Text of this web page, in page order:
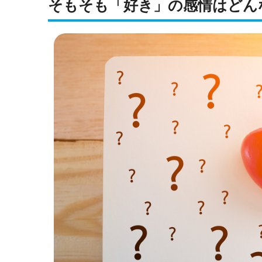
そもそも「好き」の感情はどん